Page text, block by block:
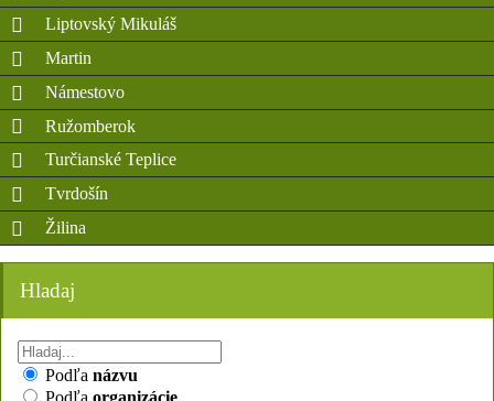
Liptovský Mikuláš
Martin
Námestovo
Ružomberok
Turčianské Teplice
Tvrdošín
Žilina
Hladaj
Podľa názvu
Podľa organizácie